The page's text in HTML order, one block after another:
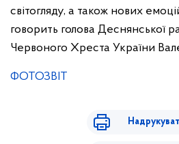
світогляду, а також нових
говорить голова Деснянської
Червоного Хреста України
ФОТОЗВІТ